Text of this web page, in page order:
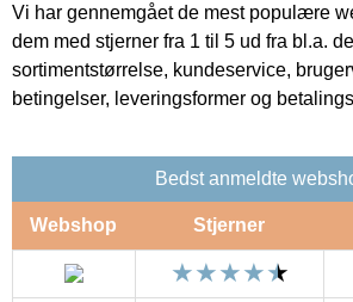
Vi har gennemgået de mest populære
dem med stjerner fra 1 til 5 ud fra bl.a.
sortimentstørrelse, kundeservice,
betingelser, leveringsformer og
Bedst anmeldte
Webshop Stjerner